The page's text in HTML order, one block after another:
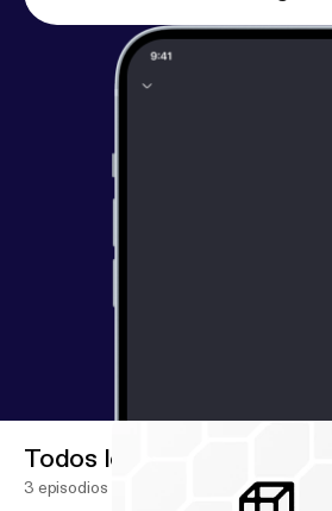
Todos los episodios
3 episodios